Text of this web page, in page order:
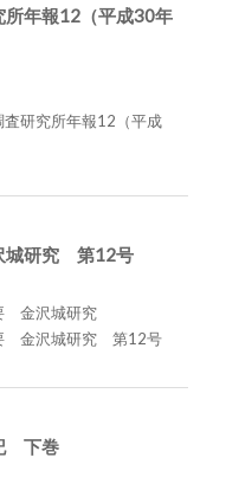
所年報12（平成30年
査研究所年報12（平成
城研究 第12号
金沢城研究
金沢城研究 第12号
下巻